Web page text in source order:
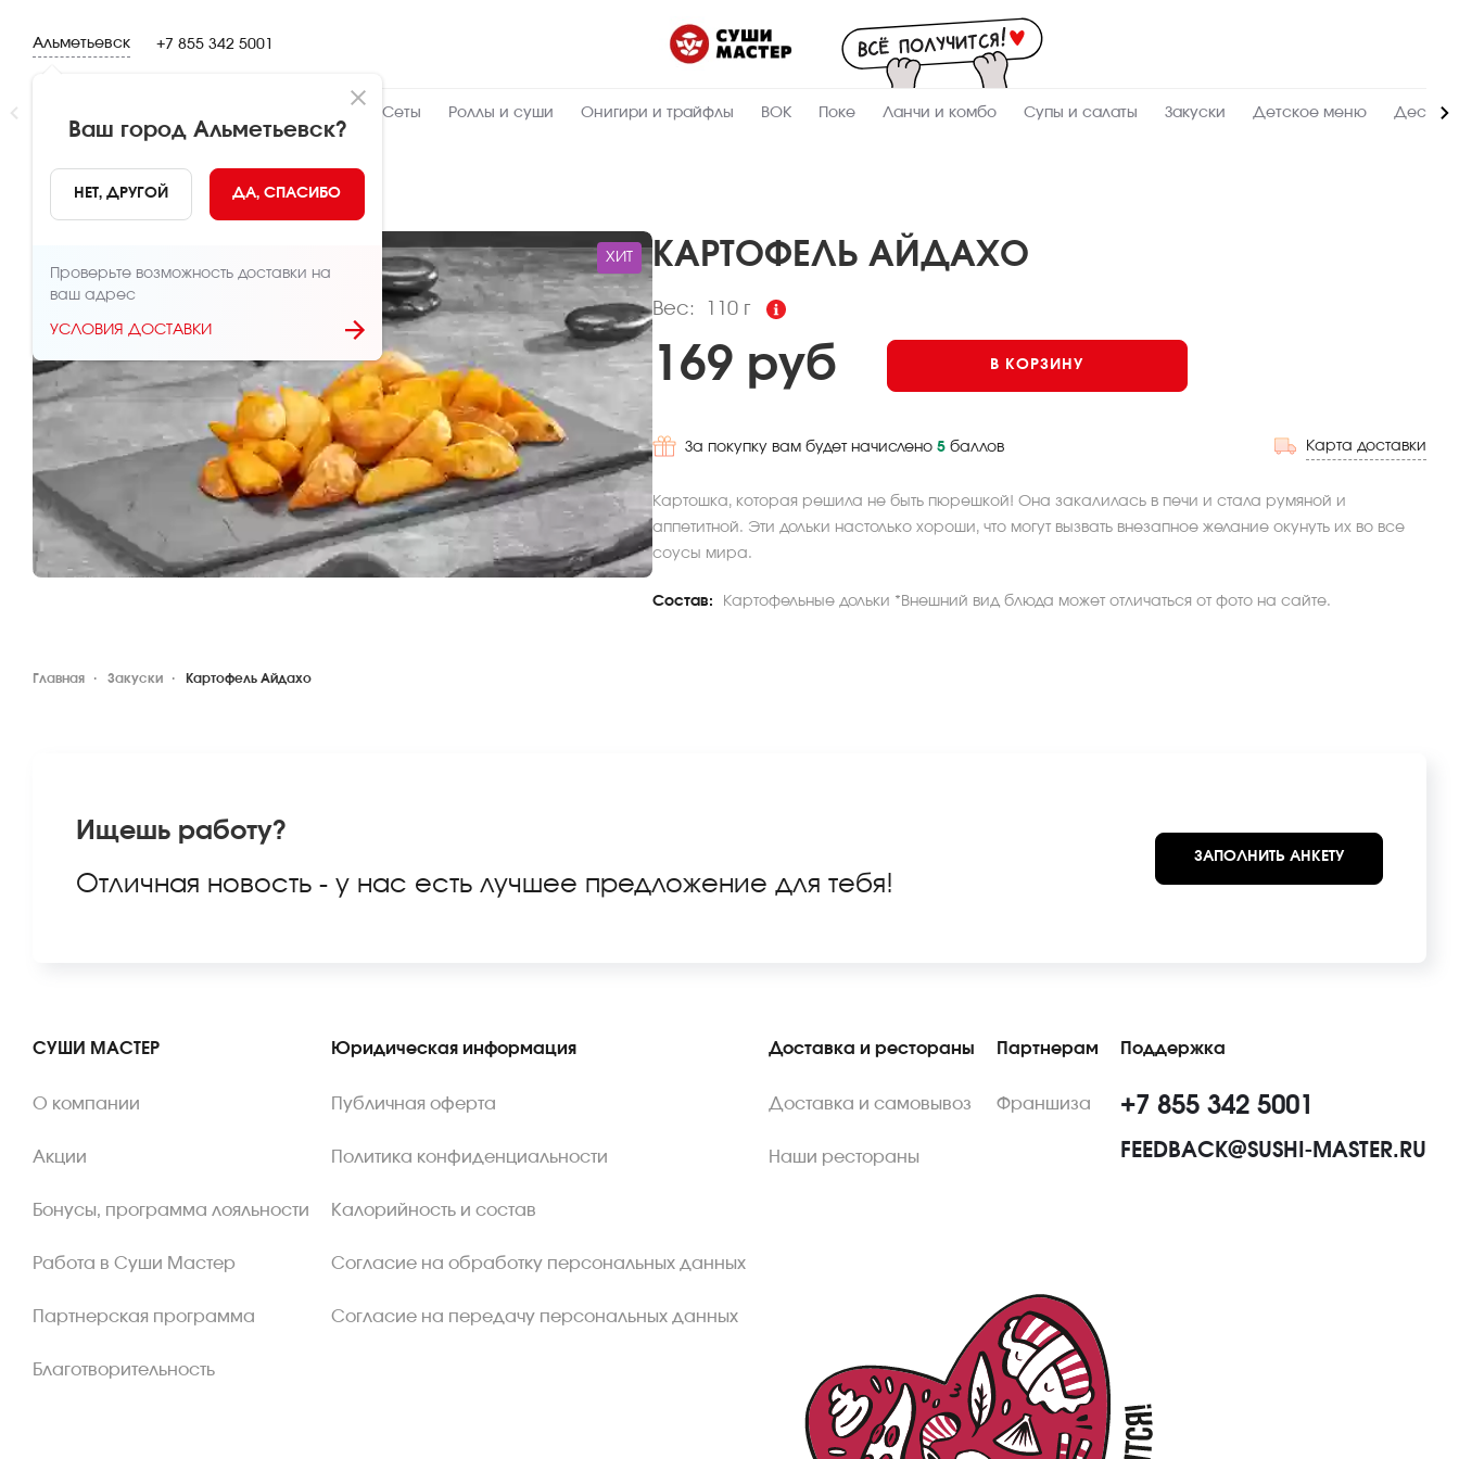
Альметьевск
Ваш город Альметьевск?
НЕТ, ДРУГОЙ ДА, СПАСИБО
Проверьте возможность доставки на
ваш адрес
УСЛОВИЯ ДОСТАВКИ
+7 855 342 5001
Сеты Роллы и суши Онигири и трайфлы ВОК Поке Ланчи и комбо Супы и салаты Закуски Детское меню
НАЗАД
ХИТ КАРТОФЕЛЬ АЙДАХО
Вес: 110 г
Пищевая
110 Вес, г
337.6
Ккал
169 руб В КОРЗИНУ
За покупку вам будет начислено 5 баллов Карта доставки
Картошка, которая решила не быть пюрешкой! Она закалилась в печи и стала румяной и
аппетитной. Эти дольки настолько хороши, что могут вызвать внезапное желание окунуть их во все
соусы мира.
Состав: Картофельные дольки *Внешний вид блюда может отличаться от фото на сайте.
Главная Закуски Картофель Айдахо
Ищешь работу?
Отличная новость - у нас есть лучшее предложение для тебя!
ЗАПОЛНИТЬ АНКЕТУ
СУШИ МАСТЕР
О компании
Акции
Бонусы, программа лояльности
Работа в Суши Мастер
Партнерская программа
Благотворительность
Юридическая информация
Публичная оферта
Политика конфиденциальности
Калорийность и состав
Согласие на обработку персональных данных
Согласие на передачу персональных данных
Доставка и рестораны
Доставка и самовывоз
Наши рестораны
Партнерам
Франшиза
Поддержка
+7 855 342 5001
FEEDBACK@SUSHI-MASTER.RU